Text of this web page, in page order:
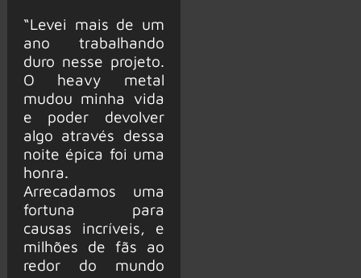
“Levei mais de um
ano trabalhando
duro nesse projeto.
O heavy metal
mudou minha vida
e poder devolver
algo através dessa
noite épica foi uma
honra.
Arrecadamos uma
fortuna para
causas incríveis, e
milhões de fãs ao
redor do mundo